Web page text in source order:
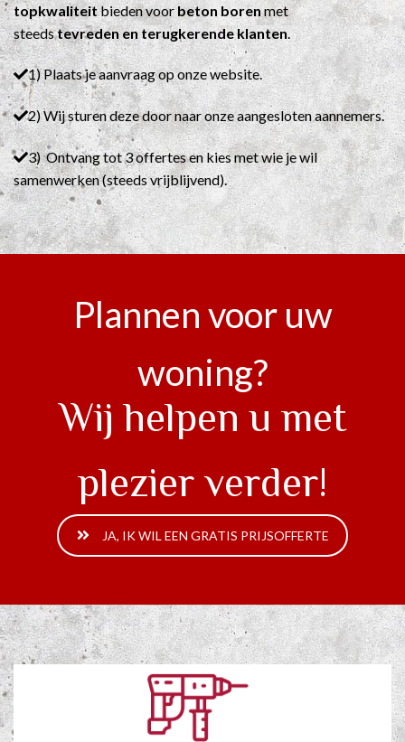
topkwaliteitbieden voorbeton borenmet
steedstevreden en terugkerende klanten
1) Plaats je aanvraag op onze website.
2) Wij sturen deze door naar onze aangesloten aannemers.
3) Ontvang tot 3 offertes en kies met wie je wil
samenwerken (steeds vrijblijvend).
Plannen voor uw
woning?
Wij helpen u met
plezier verder!
JA, IK WIL EEN GRATIS PRIJSOFFERTE